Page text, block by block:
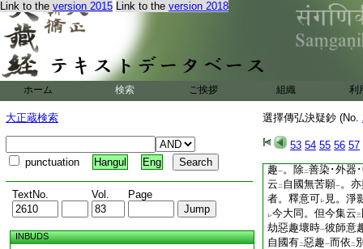
Link to the version 2015 Link to the version 2018
ホーム 検索 ご挨拶 組織 利
大正蔵検索
punctuation Hangul Eng
TextNo. Vol. Page
INBUDS
選擇傳弘決疑鈔 (No.
53 54 55 56 57
夫約四十八願一往
一無三惡趣願者於
中或有有三惡趣之
土即選捨其有三惡
者於彼諸佛土中或
人天壽終之後從其
有不更惡道之土即
選取其不更惡道善
一無三惡趣願者。
趣一。除二善染･外器
云 二 自國無苦願一。
者。釋意可レ 見。淨
レ今大同。但今集云三
劫惡趣壞時一彼師意
自國有二惡趣一而依 二